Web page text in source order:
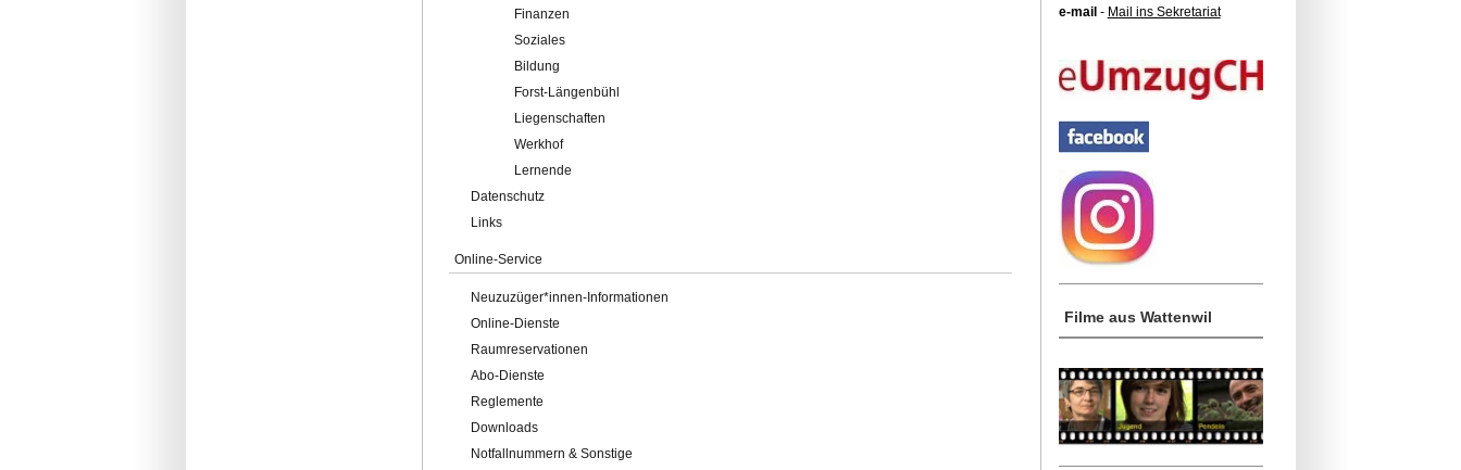
Finanzen
Soziales
Bildung
Forst-Längenbühl
Liegenschaften
Werkhof
Lernende
Datenschutz
Links
Online-Service
Neuzuzüger*innen-Informationen
Online-Dienste
Raumreservationen
Abo-Dienste
Reglemente
Downloads
Notfallnummern & Sonstige
e-mail - Mail ins Sekretariat
Filme aus Wattenwil